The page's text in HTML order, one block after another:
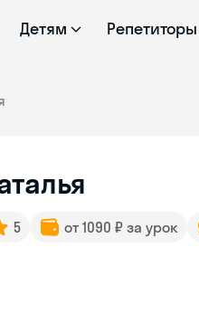
Детям Репетиторы
5 от 1090 ₽ за урок